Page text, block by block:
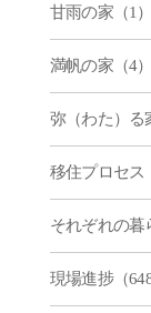
甘雨の家（1）
満帆の家（4）
弥（わた）る
移住プロセス
それぞれの暮
現場進捗（648